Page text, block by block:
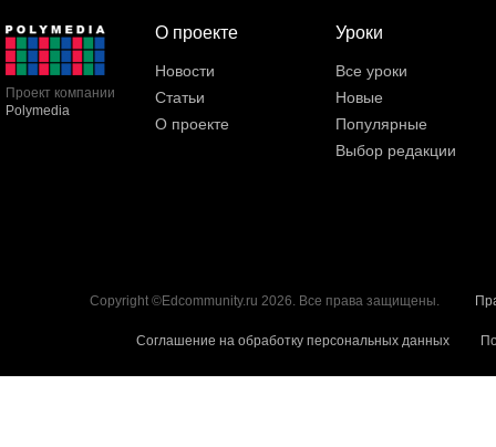
Проект компании
Polymedia
О проекте
Новости
Статьи
О проекте
Уроки
Все уроки
Новые
Популярные
Выбор редакции
Copyright ©Edcommunity.ru 2026. Все права защищены.
Соглашение на обработку персональных данных